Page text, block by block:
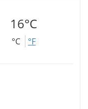
16°C
°C °F